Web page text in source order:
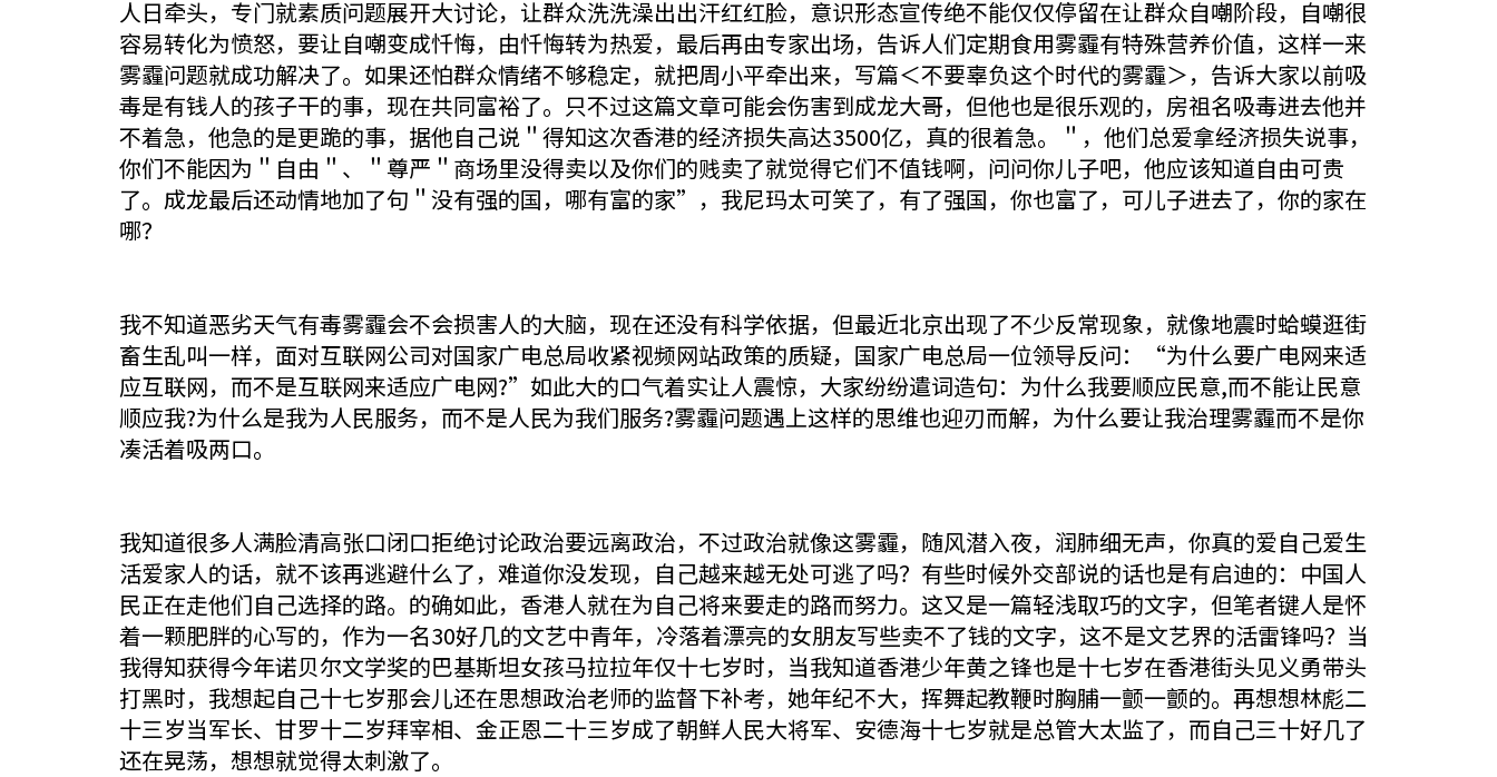
人日牵头，专门就素质问题展开大讨论，让群众洗洗澡出出汗红红脸，意识形态宣传绝不能仅仅停留在让群众自嘲阶段，自嘲很
容易转化为愤怒，要让自嘲变成忏悔，由忏悔转为热爱，最后再由专家出场，告诉人们定期食用雾霾有特殊营养价值，这样一来
雾霾问题就成功解决了。如果还怕群众情绪不够稳定，就把周小平牵出来，写篇＜不要辜负这个时代的雾霾＞，告诉大家以前吸
毒是有钱人的孩子干的事，现在共同富裕了。只不过这篇文章可能会伤害到成龙大哥，但他也是很乐观的，房祖名吸毒进去他并
不着急，他急的是更跪的事，据他自己说＂得知这次香港的经济损失高达3500亿，真的很着急。＂，他们总爱拿经济损失说事，
你们不能因为＂自由＂、＂尊严＂商场里没得卖以及你们的贱卖了就觉得它们不值钱啊，问问你儿子吧，他应该知道自由可贵
了。成龙最后还动情地加了句＂没有强的国，哪有富的家”，我尼玛太可笑了，有了强国，你也富了，可儿子进去了，你的家在
哪？
我不知道恶劣天气有毒雾霾会不会损害人的大脑，现在还没有科学依据，但最近北京出现了不少反常现象，就像地震时蛤蟆逛街
畜生乱叫一样，面对互联网公司对国家广电总局收紧视频网站政策的质疑，国家广电总局一位领导反问：“为什么要广电网来适
应互联网，而不是互联网来适应广电网?”如此大的口气着实让人震惊，大家纷纷遣词造句：为什么我要顺应民意,而不能让民意
顺应我?为什么是我为人民服务，而不是人民为我们服务?雾霾问题遇上这样的思维也迎刃而解，为什么要让我治理雾霾而不是你
凑活着吸两口。
我知道很多人满脸清高张口闭口拒绝讨论政治要远离政治，不过政治就像这雾霾，随风潜入夜，润肺细无声，你真的爱自己爱生
活爱家人的话，就不该再逃避什么了，难道你没发现，自己越来越无处可逃了吗？有些时候外交部说的话也是有启迪的：中国人
民正在走他们自己选择的路。的确如此，香港人就在为自己将来要走的路而努力。这又是一篇轻浅取巧的文字，但笔者键人是怀
着一颗肥胖的心写的，作为一名30好几的文艺中青年，冷落着漂亮的女朋友写些卖不了钱的文字，这不是文艺界的活雷锋吗？当
我得知获得今年诺贝尔文学奖的巴基斯坦女孩马拉拉年仅十七岁时，当我知道香港少年黄之锋也是十七岁在香港街头见义勇带头
打黑时，我想起自己十七岁那会儿还在思想政治老师的监督下补考，她年纪不大，挥舞起教鞭时胸脯一颤一颤的。再想想林彪二
十三岁当军长、甘罗十二岁拜宰相、金正恩二十三岁成了朝鲜人民大将军、安德海十七岁就是总管大太监了，而自己三十好几了
还在晃荡，想想就觉得太刺激了。